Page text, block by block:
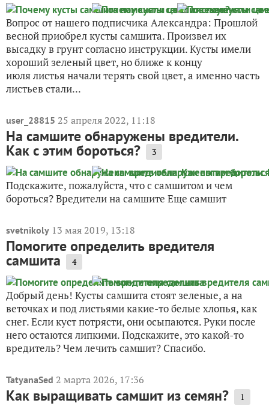
Вопрос от нашего подписчика Александра: Прошлой
весной приобрел кусты самшита. Произвел их
высадку в грунт согласно инструкции. Кусты имели
хороший зеленый цвет, но ближе к концу
июля листья начали терять свой цвет, а именно часть
листьев стали...
user_28815 25 апреля 2022, 11:18
На самшите обнаружены вредители.
Как с этим бороться? 3
Подскажите, пожалуйста, что с самшитом и чем
бороться? Вредители на самшите Еще самшит
svetnikoly 13 мая 2019, 13:18
Помогите определить вредителя
самшита 4
Добрый день! Кусты самшита стоят зеленые, а на
веточках и под листьями какие-то белые хлопья, как
снег. Если куст потрясти, они осыпаются. Руки после
него остаются липкими. Подскажите, это какой-то
вредитель? Чем лечить самшит? Спасибо.
TatyanaSed 2 марта 2026, 17:36
Как выращивать самшит из семян? 1